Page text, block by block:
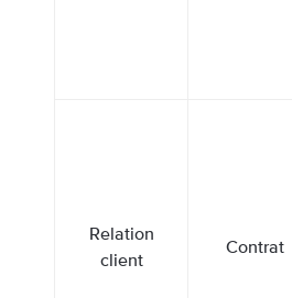
Relation
client
Contrat